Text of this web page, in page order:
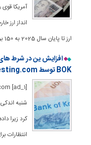
انداز ارز
ارز تا پایان سال 2025 به 150 برسد که
BOK توسط Investing.com بدون تغییر برنده شد
شنبه
کرد زیرا
انتظارات